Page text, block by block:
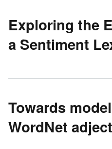
Exploring the
a Sentiment
Towards
WordNet